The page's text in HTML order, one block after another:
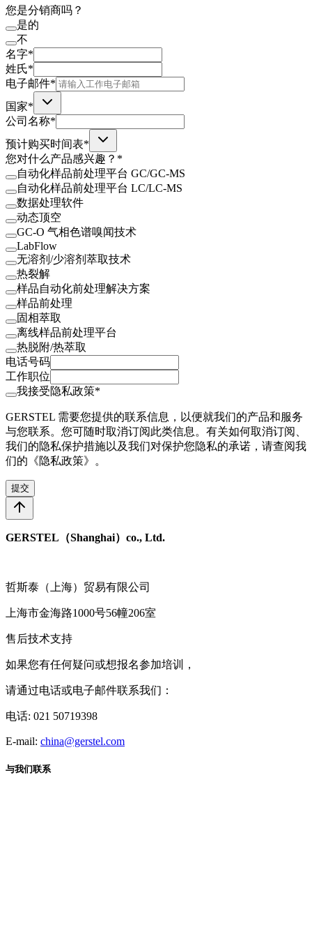
您是分销商吗？
是的
不
名字*
姓氏*
电子邮件*
国家*
公司名称*
预计购买时间表*
您对什么产品感兴趣？*
自动化样品前处理平台 GC/GC-MS
自动化样品前处理平台 LC/LC-MS
数据处理软件
动态顶空
GC-O 气相色谱嗅闻技术
LabFlow
无溶剂/少溶剂萃取技术
热裂解
样品自动化前处理解决方案
样品前处理
固相萃取
离线样品前处理平台
热脱附/热萃取
电话号码
工作职位
我接受隐私政策*
GERSTEL 需要您提供的联系信息，以便就我们的产品和服务
与您联系。您可随时取消订阅此类信息。有关如何取消订阅、
我们的隐私保护措施以及我们对保护您隐私的承诺，请查阅我
们的《隐私政策》。
提交
GERSTEL（Shanghai）co., Ltd.
哲斯泰（上海）贸易有限公司
上海市金海路1000号56幢206室
售后技术支持
如果您有任何疑问或想报名参加培训，
请通过电话或电子邮件联系我们：
电话: 021 50719398
E-mail: china@gerstel.com
与我们联系